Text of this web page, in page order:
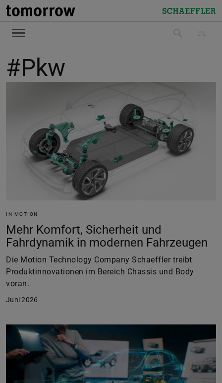
tomorrow
Schaeffler
suchenDE
#Pkw
IN MOTION
Mehr Komfort, Sicherheit und
Fahrdynamik in modernen Fahrzeugen
Die Motion Technology Company Schaeffler treibt
Produktinnovationen im Bereich Chassis und Body
voran.
Juni 2026